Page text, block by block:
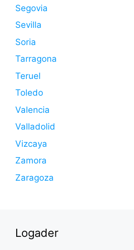
Segovia
Sevilla
Soria
Tarragona
Teruel
Toledo
Valencia
Valladolid
Vizcaya
Zamora
Zaragoza
Logader